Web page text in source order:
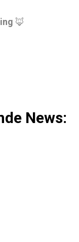
🦊
News: